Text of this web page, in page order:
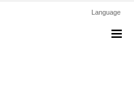
Language